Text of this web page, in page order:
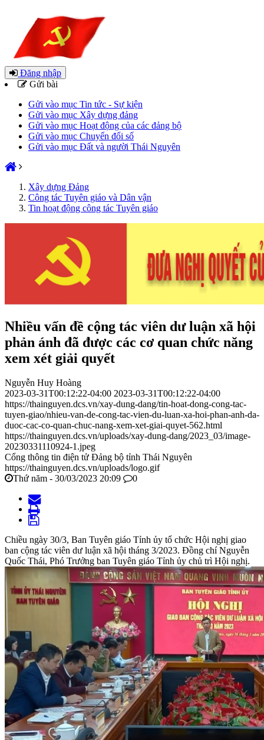
Đăng nhập
Gửi bài
Gửi vào mục Tin tức - Sự kiện
Gửi vào mục Xây dựng đảng
Gửi vào mục Hoạt động của các đảng bộ
Gửi vào mục Chuyển đổi số
Gửi vào mục Đất và người Thái Nguyên
Xây dựng Đảng
Công tác Tuyên giáo và Dân vận
Tin hoạt động công tác Tuyên giáo
Nhiều vấn đề cộng tác viên dư luận xã hội
phản ánh đã được các cơ quan chức năng
xem xét giải quyết
Nguyễn Huy Hoàng
2023-03-31T00:12:22-04:00 2023-03-31T00:12:22-04:00
https://thainguyen.dcs.vn/xay-dung-dang/tin-hoat-dong-cong-tac-
tuyen-giao/nhieu-van-de-cong-tac-vien-du-luan-xa-hoi-phan-anh-da-
duoc-cac-co-quan-chuc-nang-xem-xet-giai-quyet-562.html
https://thainguyen.dcs.vn/uploads/xay-dung-dang/2023_03/image-
20230331110924-1.jpeg
Cổng thông tin điện tử Đảng bộ tỉnh Thái Nguyên
https://thainguyen.dcs.vn/uploads/logo.gif
Thứ năm - 30/03/2023 20:09
0
Chiều ngày 30/3, Ban Tuyên giáo Tỉnh ủy tổ chức Hội nghị giao
ban cộng tác viên dư luận xã hội tháng 3/2023. Đồng chí Nguyễn
Quốc Thái, Phó Trưởng ban Tuyên giáo Tỉnh ủy chủ trì Hội nghị.